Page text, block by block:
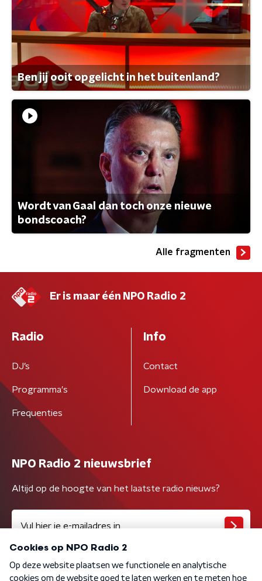
Ben jij ooit opgelicht in het buitenland?
Wordt van Gaal dan toch onze nieuwe
bondscoach?
Alle fragmenten
Er is maar één NPO Radio 2
Radio
DJ’s
Programma's
Frequenties
Info
Contact
Download de app
NPO Radio 2 nieuwsbrief
Altijd op de hoogte van het laatste radio nieuws?